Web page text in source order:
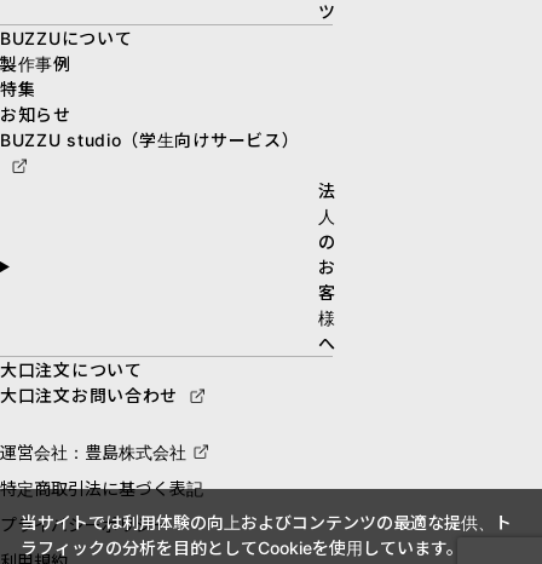
ツ
BUZZUについて
製作事例
特集
お知らせ
BUZZU studio（学生向けサービス）
法
人
の
お
客
様
へ
大口注文について
大口注文お問い合わせ
運営会社：豊島株式会社
特定商取引法に基づく表記
プライバシーポリシー
当サイトでは利用体験の向上およびコンテンツの最適な提供、ト
ラフィックの分析を目的としてCookieを使用しています。